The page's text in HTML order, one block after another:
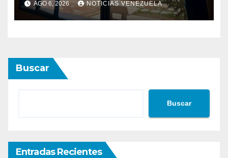
Caracas
AGO 6, 2026 NOTICIAS VENEZUELA
Buscar
Buscar
Entradas Recientes